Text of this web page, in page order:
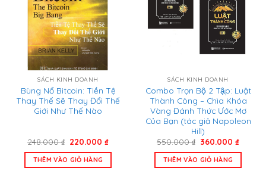
SÁCH KINH DOANH
Bùng Nổ Bitcoin: Tiền Tệ
Thay Thế Sẽ Thay Đổi Thế
Giới Như Thế Nào
248.000₫ Giá
là:
248.000 ₫.
220.000₫Giá
tại
là:
THÊM VÀO GIỎ HÀNG
SÁCH KINH DOANH
Combo Trọn Bộ 2 Tập: Luật
Thành Công – Chìa Khóa
Vàng Đánh Thức Ước Mơ
Của Bạn (tác giả Napoleon
Hill)
550.000₫ Giá
là:
550.000 ₫.
360.000₫Giá
tại
là:
THÊM VÀO GIỎ HÀNG